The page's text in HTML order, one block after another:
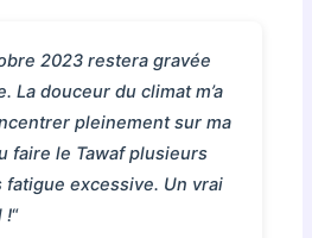
2023 restera gravée
La douceur du climat m’a
pleinement sur ma
faire le Tawaf plusieurs
fatigue excessive. Un vrai
!“